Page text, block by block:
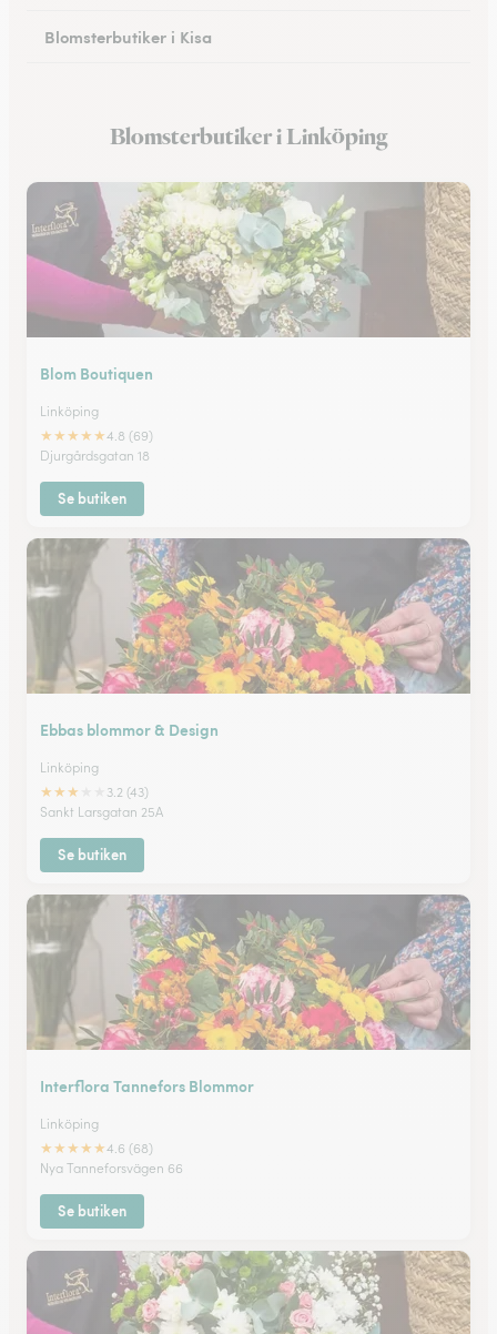
Blomsterbutiker i Kisa
Blomsterbutiker i Boxholm
Blomsterbutiker i Linköping
Blom Boutiquen
Linköping
★★★★★4.8 (69)
Djurgårdsgatan 18
Se butiken
Ebbas blommor & Design
Linköping
★★★
3.2 (43)
Sankt Larsgatan 25A
Se butiken
Interflora Tannefors Blommor
Linköping
★★★★★4.6 (68)
Nya Tanneforsvägen 66
Se butiken